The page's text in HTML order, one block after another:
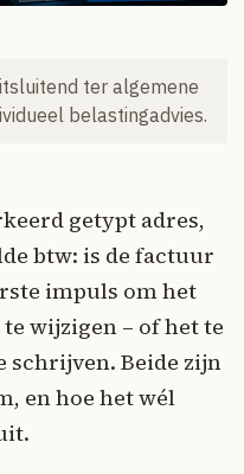
ter algemene
belastingadvies.
getypt adres,
btw: is de factuur
impuls om het
wijzigen – of het te
schrijven. Beide zijn
en hoe het wél